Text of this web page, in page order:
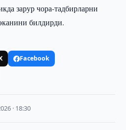
зарур чора-тадбирларни
билдирди.
Facebook
· 18:30